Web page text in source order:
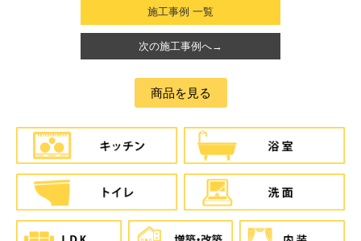
施工事例 一覧
次の施工事例へ→
商品を見る